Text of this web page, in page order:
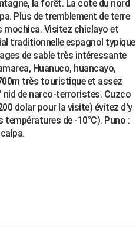
la forêt. La cote du nord
Plus de tremblement de terre
mochica. Visitez chiclayo et
traditionnelle espagnol typique
de sable très intéressante
Huanuco, huancayo,
très touristique et assez
nid de narco-terroristes. Cuzco
dolar pour la visite) évitez d'y
de -10°C). Puno :